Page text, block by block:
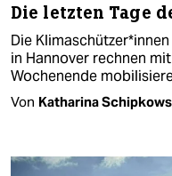
Die letzten Tage
Die
in Hannover rechnen
Wochenende
Von Katharina